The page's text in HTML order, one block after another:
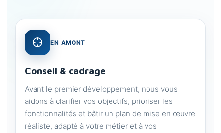
EN AMONT
Conseil & cadrage
Avant le premier développement, nous vous
aidons à clarifier vos objectifs, prioriser les
fonctionnalités et bâtir un plan de mise en œuvre
réaliste, adapté à votre métier et à vos